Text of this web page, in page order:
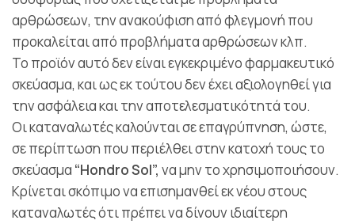
αρθρώσεων, την ανακούφιση από φλεγμονή που
προκαλείται από προβλήματα αρθρώσεων κλπ.
Το προϊόν αυτό δεν είναι εγκεκριμένο φαρμακευτικό
σκεύασμα, και ως εκ τούτου δεν έχει αξιολογηθεί για
την ασφάλεια και την αποτελεσματικότητά του.
Οι καταναλωτές καλούνται σε επαγρύπνηση, ώστε,
σε περίπτωση που περιέλθει στην κατοχή τους το
σκεύασμα “Hondro Sol”, να μην το χρησιμοποιήσουν.
Κρίνεται σκόπιμο να επισημανθεί εκ νέου στους
καταναλωτές ότι πρέπει να δίνουν ιδιαίτερη